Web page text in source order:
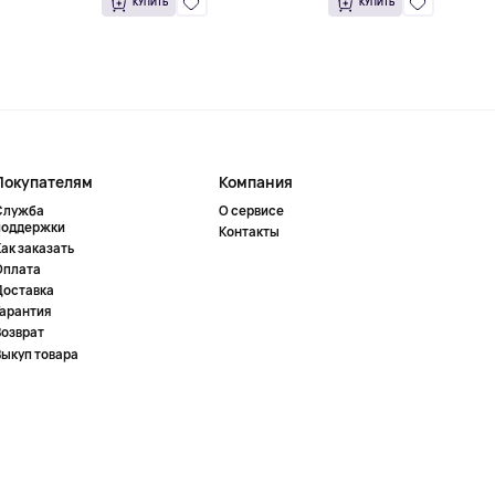
КУПИТЬ КУПИТЬ
заказать
товара
Компания
О сервисе
Контакты